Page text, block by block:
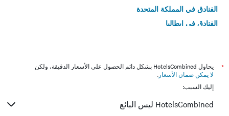
الفنادق في المملكة المتحدة
الفنادق في إيطاليا
*
يحاول HotelsCombined بشكل دائم الحصول على الأسعار الدقيقة، ولكن
لا يمكن ضمان الأسعار .
إليك السبب:
HotelsCombined ليس البائع